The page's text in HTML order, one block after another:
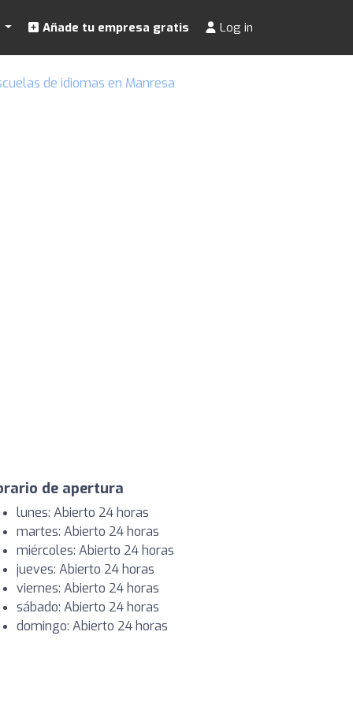
Añade tu empresa gratis Log in
de idiomas en Manresa
de apertura
lunes: Abierto 24 horas
martes: Abierto 24 horas
miércoles: Abierto 24 horas
jueves: Abierto 24 horas
viernes: Abierto 24 horas
sábado: Abierto 24 horas
domingo: Abierto 24 horas